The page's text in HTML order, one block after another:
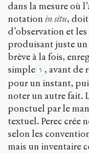
dans la mesure où
notation in situ,
d’observation et
produisant juste un
brève à la fois,
simple 5 , avant de
pour un instant,
noter un autre fait.
ponctuel par le
textuel. Perec crée
selon les
mais un inventaire